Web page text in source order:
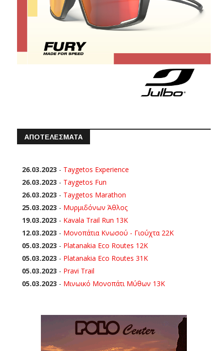
ΑΠΟΤΕΛΕΣΜΑΤΑ
26.03.2023 - Taygetos Experience
26.03.2023 - Taygetos Fun
26.03.2023 - Taygetos Marathon
25.03.2023 - Μυρμιδόνων Άθλος
19.03.2023 - Kavala Trail Run 13K
12.03.2023 - Μονοπάτια Κνωσού - Γιούχτα 22Κ
05.03.2023 - Platanakia Eco Routes 12K
05.03.2023 - Platanakia Eco Routes 31K
05.03.2023 - Pravi Trail
05.03.2023 - Μινωικό Μονοπάτι Μύθων 13Κ